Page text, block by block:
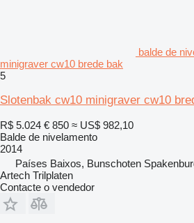
balde de
minigraver cw10 brede bak
5
Slotenbak cw10 minigraver cw10
R$ 5.024 € 850 ≈ US$ 982,10
Balde de nivelamento
2014
Países Baixos, Bunschoten
Artech Trilplaten
Contacte o vendedor